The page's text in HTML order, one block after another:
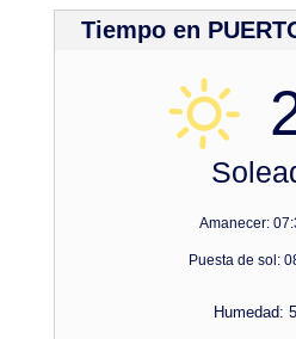
Tiempo en
Amanecer:
Puesta de sol:
Humedad: